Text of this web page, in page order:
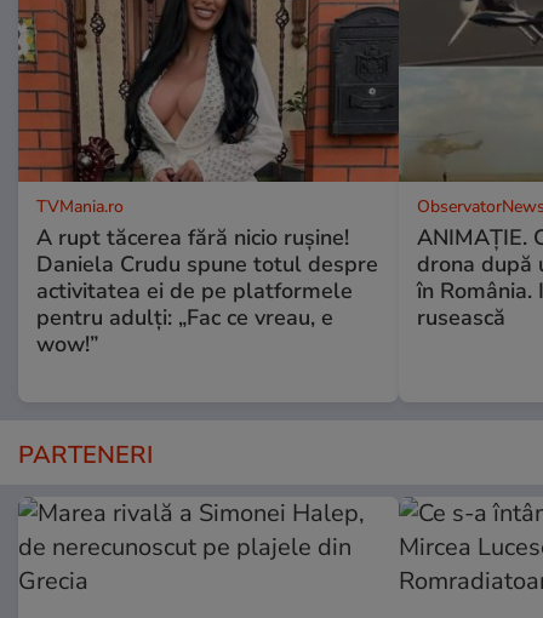
TVMania.ro
A rupt tăcerea fără nicio rușine!
Daniela Crudu spune totul despre
activitatea ei de pe platformele
pentru adulți: „Fac ce vreau, e
wow!”
ANIMAŢIE.
drona după
în România.
rusească
PARTENERI